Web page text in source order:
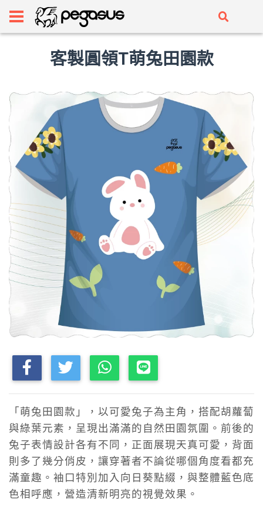
客製圓領T萌兔田園款
「萌兔田園款」，以可愛兔子為主角，搭配胡蘿蔔
與綠葉元素，呈現出滿滿的自然田園氛圍。前後的
兔子表情設計各有不同，正面展現天真可愛，背面
則多了幾分俏皮，讓穿著者不論從哪個角度看都充
滿童趣。袖口特別加入向日葵點綴，與整體藍色底
色相呼應，營造清新明亮的視覺效果。